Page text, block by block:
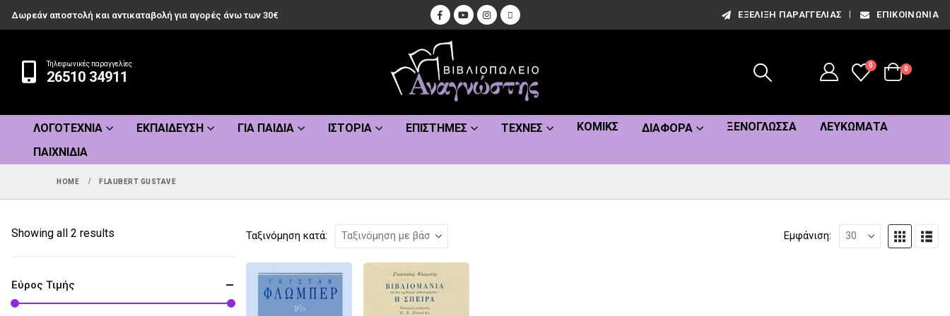
Δωρεάν αποστολή και αντικαταβολή για αγορές άνω των 30€ ΕΞΈΛΙΞΗ ΠΑΡΑΓΓΕΛΊΑΣ ΕΠΙΚΟΙΝΩΝΊΑ
Τηλεφωνικές παραγγελίες
26510 34911
0
0
ΛΟΓΟΤΕΧΝΊΑ ΕΚΠΑΊΔΕΥΣΗ ΓΙΑ ΠΑΙΔΙΆ ΙΣΤΟΡΊΑ ΕΠΙΣΤΉΜΕΣ ΤΈΧΝΕΣ ΚΌΜΙΚΣ ΔΙΆΦΟΡΑ ΞΕΝΌΓΛΩΣΣΑ
ΛΕΥΚΏΜΑΤΑ
ΠΑΙΧΝΊΔΙΑ
HOME FLAUBERT GUSTAVE
Ταξινόμηση κατά: Εμφάνιση:
Showing all 2 results
Εύρος Τιμής